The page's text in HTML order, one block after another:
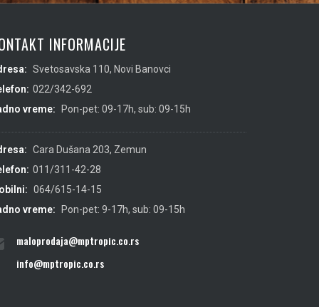
INFORMACIJE
Svetosavska 110, Novi Banovci
022/342-692
vreme:
Pon-pet: 09-17h, sub: 09-15h
Cara Dušana 203, Zemun
011/311-42-28
064/615-14-15
vreme:
Pon-pet: 9-17h, sub: 09-15h
maloprodaja@mptropic.co.rs
info@mptropic.co.rs